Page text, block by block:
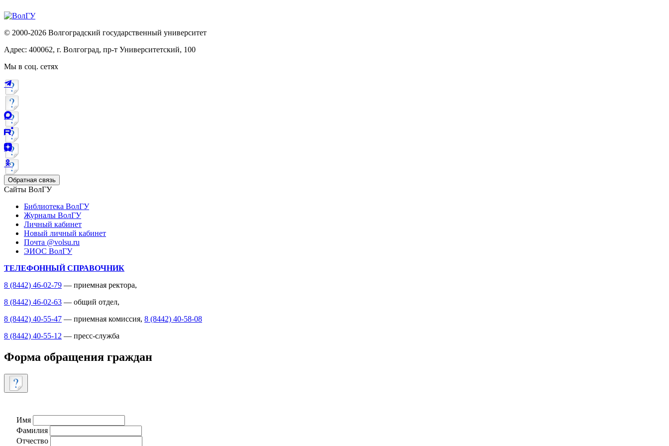
© 2000-2026 Волгоградский государственный университет
Адрес: 400062, г. Волгоград, пр-т Университетский, 100
Мы в соц. сетях
Обратная связь
Сайты ВолГУ
Библиотека ВолГУ
Журналы ВолГУ
Личный кабинет
Новый личный кабинет
Почта @volsu.ru
ЭИОС ВолГУ
ТЕЛЕФОННЫЙ СПРАВОЧНИК
8 (8442) 46-02-79 — приемная ректора,
8 (8442) 46-02-63 — общий отдел,
8 (8442) 40-55-47 — приемная комиссия, 8 (8442) 40-58-08
8 (8442) 40-55-12 — пресс-служба
Форма обращения граждан
Имя
Фамилия
Отчество